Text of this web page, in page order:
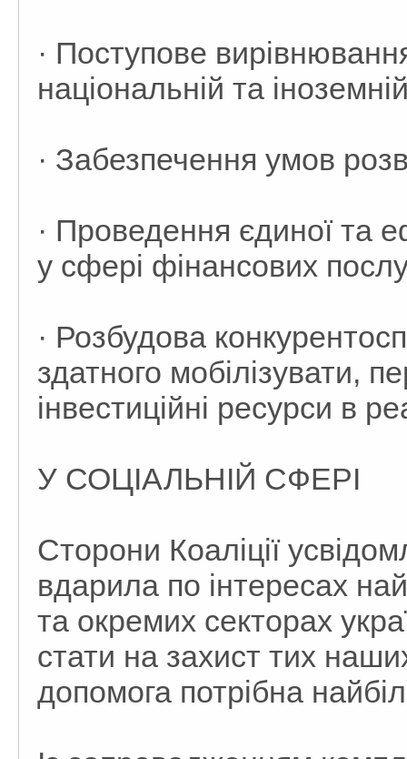
· Поступове
національній та
· Забезпечення умов
· Проведення єдиної та
у сфері фінансових
· Розбудова
здатного мобілізувати,
інвестиційні ресурси в
У СОЦІАЛЬНІЙ СФЕРІ
Сторони Коаліції
вдарила по інтересах
та окремих секторах
стати на захист тих
допомога потрібна